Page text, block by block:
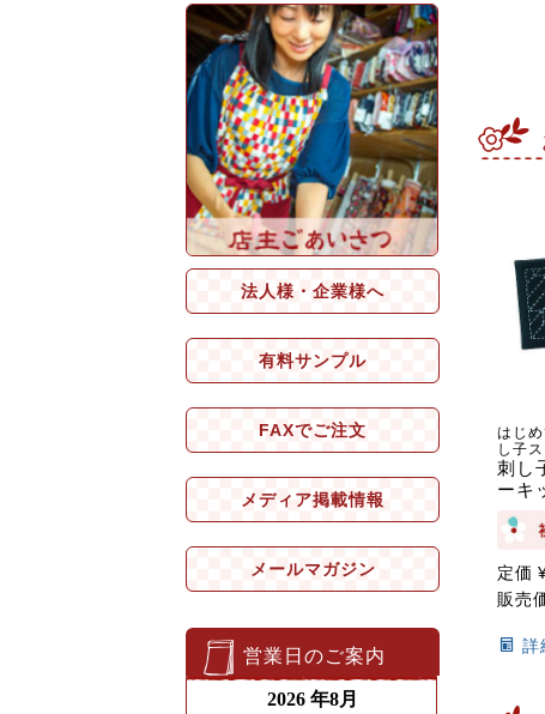
法人様・企業様へ
有料サンプル
FAXでご注文
メディア掲載情報
メールマガジン
営業日のご案内
はじ
し子
刺し
ーキ
定価
販売
詳